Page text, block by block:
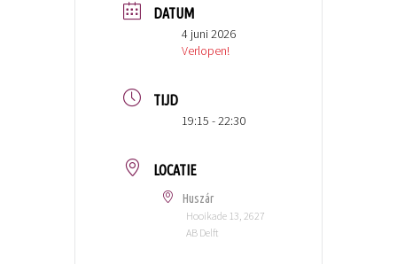
DATUM
4 juni 2026
Verlopen!
TIJD
19:15 - 22:30
LOCATIE
Huszár
Hooikade 13, 2627
AB Delft